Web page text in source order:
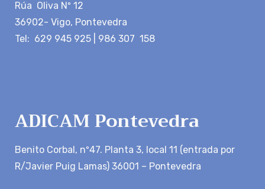
Rúa Oliva Nº 12
36902- Vigo, Pontevedra
Tel: 629 945 925 | 986 307 158
ADICAM Pontevedra
Benito Corbal, nº47. Planta 3, local 11 (entrada por
R/Javier Puig Lamas) 36001 – Pontevedra